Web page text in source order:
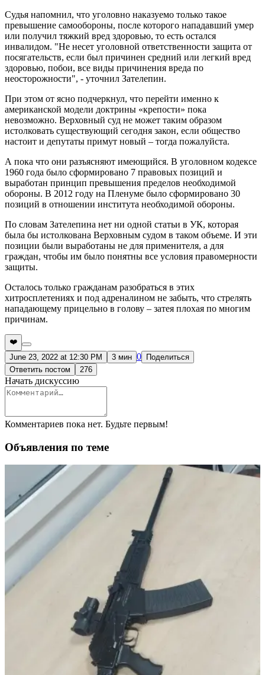
Судья напомнил, что уголовно наказуемо только такое
превышение самообороны, после которого нападавший умер
или получил тяжкий вред здоровью, то есть остался
инвалидом. "Не несет уголовной ответственности защита от
посягательств, если был причинен средний или легкий вред
здоровью, побои, все виды причинения вреда по
неосторожности", - уточнил Зателепин.
При этом от ясно подчеркнул, что перейти именно к
американской модели доктрины «крепости» пока
невозможно. Верховный суд не может таким образом
истолковать существующий сегодня закон, если общество
настоит и депутаты примут новый – тогда пожалуйста.
А пока что они разъясняют имеющийся. В уголовном кодексе
1960 года было сформировано 7 правовых позиций и
выработан принцип превышения пределов необходимой
обороны. В 2012 году на Пленуме было сформировано 30
позиций в отношении института необходимой обороны.
По словам Зателепина нет ни одной статьи в УК, которая
была бы истолкована Верховным судом в таком объеме. И эти
позиции были выработаны не для применителя, а для
граждан, чтобы им было понятны все условия правомерности
защиты.
Осталось только гражданам разобраться в этих
хитросплетениях и под адреналином не забыть, что стрелять
нападающему прицельно в голову – затея плохая по многим
причинам.
❤️
June 23, 2022 at 12:30 PM
3 мин 0
Поделиться
Ответить постом
276
Начать дискуссию
Комментариев пока нет. Будьте первым!
Объявления по теме